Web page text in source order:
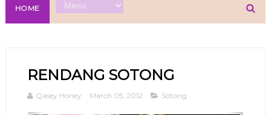
HOME
RENDANG SOTONG
Qasey Honey March 05, 2012 Sotong